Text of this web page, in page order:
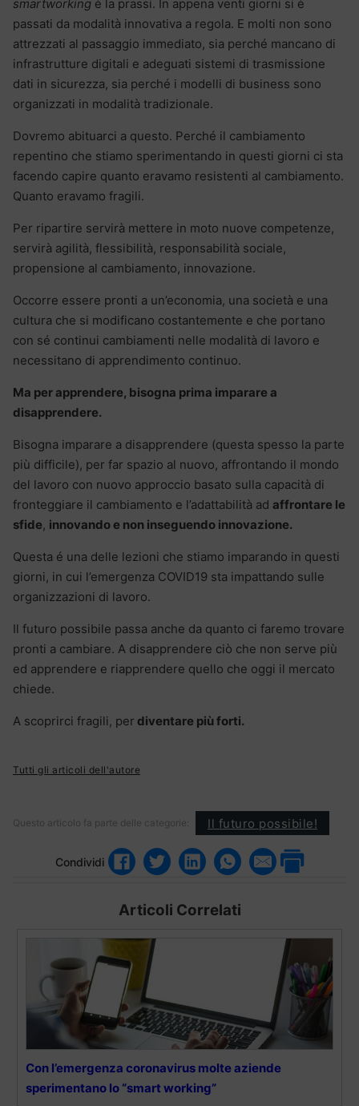
smartworking è la prassi. In appena venti giorni si è
passati da modalità innovativa a regola. E molti non sono
attrezzati al passaggio immediato, sia perché mancano di
infrastrutture digitali e adeguati sistemi di trasmissione
dati in sicurezza, sia perché i modelli di business sono
organizzati in modalità tradizionale.
Dovremo abituarci a questo. Perché il cambiamento
repentino che stiamo sperimentando in questi giorni ci sta
facendo capire quanto eravamo resistenti al cambiamento.
Quanto eravamo fragili.
Per ripartire servirà mettere in moto nuove competenze,
servirà agilità, flessibilità, responsabilità sociale,
propensione al cambiamento, innovazione.
Occorre essere pronti a un’economia, una società e una
cultura che si modificano costantemente e che portano
con sé continui cambiamenti nelle modalità di lavoro e
necessitano di apprendimento continuo.
Ma per apprendere, bisogna prima imparare a
disapprendere.
Bisogna imparare a disapprendere (questa spesso la parte
più difficile), per far spazio al nuovo, affrontando il mondo
del lavoro con nuovo approccio basato sulla capacità di
fronteggiare il cambiamento e l’adattabilità ad affrontare le
sfide, innovando e non inseguendo innovazione.
Questa é una delle lezioni che stiamo imparando in questi
giorni, in cui l’emergenza COVID19 sta impattando sulle
organizzazioni di lavoro.
Il futuro possibile passa anche da quanto ci faremo trovare
pronti a cambiare. A disapprendere ciò che non serve più
ed apprendere e riapprendere quello che oggi il mercato
chiede.
A scoprirci fragili, per diventare più forti.
Tutti gli articoli dell'autore
Questo articolo fa parte delle categorie: Il futuro possibile!
Condividi
Articoli Correlati
Con l’emergenza coronavirus molte aziende
sperimentano lo “smart working”